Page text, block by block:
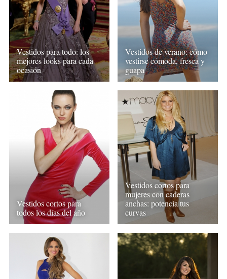
Vestidos para todo: los
mejores looks para cada
ocasión
Vestidos de verano: cómo
vestirse cómoda, fresca y
guapa
Vestidos cortos para
todos los días del año
Vestidos cortos para
mujeres con caderas
anchas: potencia tus
curvas